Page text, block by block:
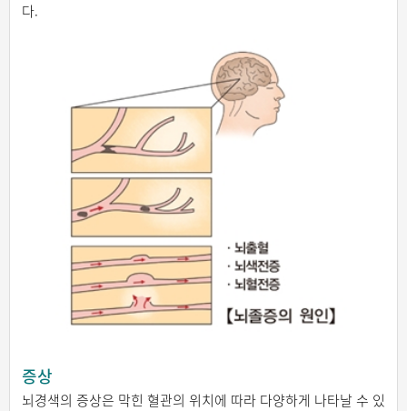
다.
증상
뇌경색의 증상은 막힌 혈관의 위치에 따라 다양하게 나타날 수 있